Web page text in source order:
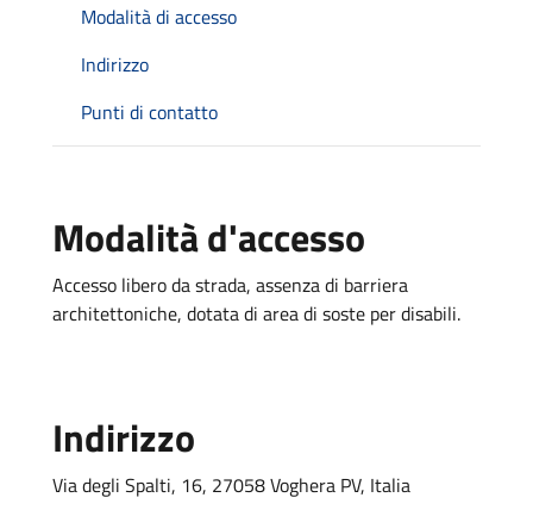
Modalità di accesso
Indirizzo
Punti di contatto
Modalità d'accesso
Accesso libero da strada, assenza di barriera
architettoniche, dotata di area di soste per disabili.
Indirizzo
Via degli Spalti, 16, 27058 Voghera PV, Italia